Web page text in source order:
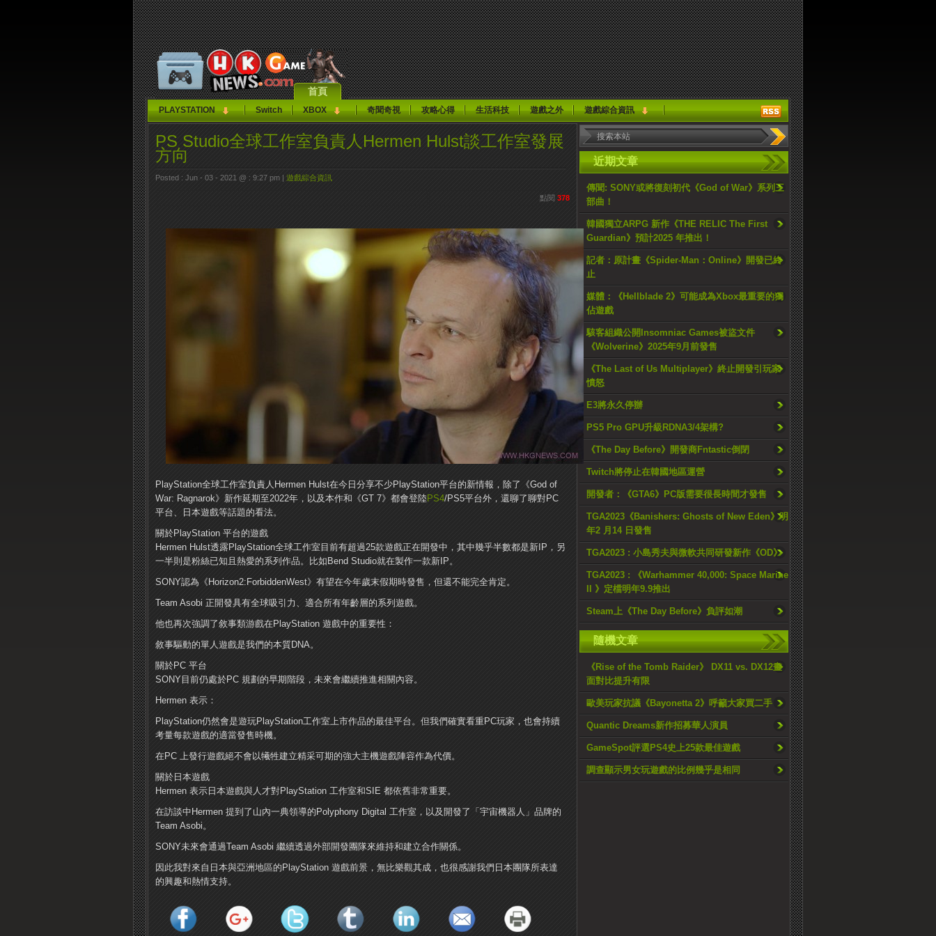
首頁
PLAYSTATION Switch XBOX 奇聞奇視 攻略心得 生活科技 遊戲之外 遊戲綜合資訊
近期文章
傳聞: SONY或將復刻初代《God of War》系列三
部曲！
韓國獨立ARPG 新作《THE RELIC The First
Guardian》預計2025 年推出！
記者：原計畫《Spider-Man：Online》開發已終
止
媒體：《Hellblade 2》可能成為Xbox最重要的獨
佔遊戲
駭客組織公開Insomniac Games被盜文件
《Wolverine》2025年9月前發售
《The Last of Us Multiplayer》終止開發引玩家
憤怒
E3將永久停辦
PS5 Pro GPU升級RDNA3/4架構?
《The Day Before》開發商Fntastic倒閉
Twitch將停止在韓國地區運營
開發者：《GTA6》PC版需要很長時間才發售
TGA2023《Banishers: Ghosts of New Eden》明
年2 月14 日發售
TGA2023 : 小島秀夫與微軟共同研發新作《OD》
TGA2023 : 《Warhammer 40,000: Space Marine
II 》定檔明年9.9推出
Steam上《The Day Before》負評如潮
隨機文章
《Rise of the Tomb Raider》 DX11 vs. DX12畫
面對比提升有限
歐美玩家抗議《Bayonetta 2》呼籲大家買二手
Quantic Dreams新作招募華人演員
GameSpot評選PS4史上25款最佳遊戲
調查顯示男女玩遊戲的比例幾乎是相同
PS Studio全球工作室負責人Hermen Hulst談工作室發展
方向
Posted : Jun - 03 - 2021 @ : 9:27 pm | 遊戲綜合資訊
點閱 378
PlayStation全球工作室負責人Hermen Hulst在今日分享不少PlayStation平台的新情報，除了《God of
War: Ragnarok》新作延期至2022年，以及本作和《GT 7》都會登陸PS4/PS5平台外，還聊了聊對PC
平台、日本遊戲等話題的看法。
關於PlayStation 平台的遊戲
Hermen Hulst透露PlayStation全球工作室目前有超過25款遊戲正在開發中，其中幾乎半數都是新IP，另
一半則是粉絲已知且熱愛的系列作品。比如Bend Studio就在製作一款新IP。
SONY認為《Horizon2:ForbiddenWest》有望在今年歲末假期時發售，但還不能完全肯定。
Team Asobi 正開發具有全球吸引力、適合所有年齡層的系列遊戲。
他也再次強調了敘事類游戲在PlayStation 遊戲中的重要性：
敘事驅動的單人遊戲是我們的本質DNA。
關於PC 平台
SONY目前仍處於PC 規劃的早期階段，未來會繼續推進相關內容。
Hermen 表示：
PlayStation仍然會是遊玩PlayStation工作室上市作品的最佳平台。但我們確實看重PC玩家，也會持續
考量每款遊戲的適當發售時機。
在PC 上發行遊戲絕不會以犧牲建立精采可期的強大主機遊戲陣容作為代價。
關於日本遊戲
Hermen 表示日本遊戲與人才對PlayStation 工作室和SIE 都依舊非常重要。
在訪談中Hermen 提到了山內一典領導的Polyphony Digital 工作室，以及開發了「宇宙機器人」品牌的
Team Asobi。
SONY未來會通過Team Asobi 繼續透過外部開發團隊來維持和建立合作關係。
因此我對來自日本與亞洲地區的PlayStation 遊戲前景，無比樂觀其成，也很感謝我們日本團隊所表達
的興趣和熱情支持。